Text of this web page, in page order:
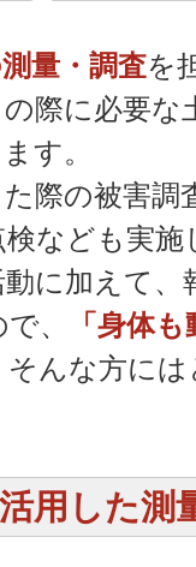
量・調査を
際に必要な
す。
際の被害調
なども実施
に加えて、
、
「身体
そんな方に
用した測